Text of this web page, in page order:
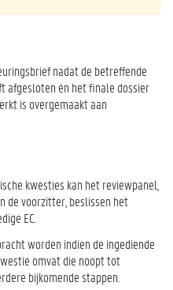
nadat de betreffende
afgesloten én het finale dossier
is overgemaakt aan
kwesties kan het reviewpanel,
de voorzitter, beslissen het
EC.
worden indien de ingediende
omvat die noopt tot
bijkomende stappen.